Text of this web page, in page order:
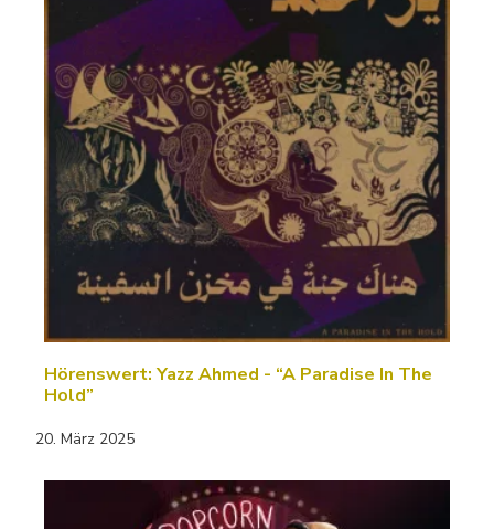
Hörenswert: Yazz Ahmed - “A Paradise In The
Hold”
20. März 2025